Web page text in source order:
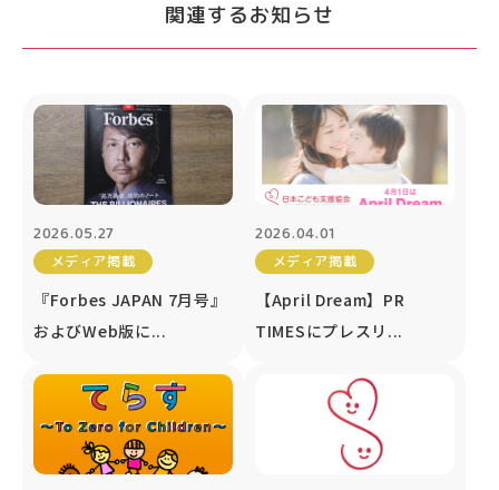
関連するお知らせ
2026.05.27
メディア掲載
『Forbes JAPAN 7月号』
およびWeb版に...
2026.04.01
メディア掲載
【April Dream】PR
TIMESにプレスリ...